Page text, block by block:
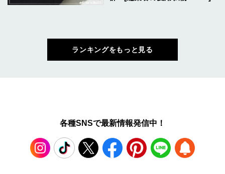
ランキングをもっと見る
各種SNSで最新情報発信中！